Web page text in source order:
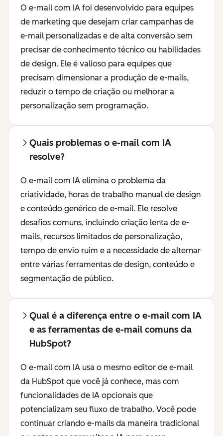
O e-mail com IA foi desenvolvido para equipes
de marketing que desejam criar campanhas de
e-mail personalizadas e de alta conversão sem
precisar de conhecimento técnico ou habilidades
de design. Ele é valioso para equipes que
precisam dimensionar a produção de e-mails,
reduzir o tempo de criação ou melhorar a
personalização sem programação.
Quais problemas o e-mail com IA
resolve?
O e-mail com IA elimina o problema da
criatividade, horas de trabalho manual de design
e conteúdo genérico de e-mail. Ele resolve
desafios comuns, incluindo criação lenta de e-
mails, recursos limitados de personalização,
tempo de envio ruim e a necessidade de alternar
entre várias ferramentas de design, conteúdo e
segmentação de público.
Qual é a diferença entre o e-mail com IA
e as ferramentas de e-mail comuns da
HubSpot?
O e-mail com IA usa o mesmo editor de e-mail
da HubSpot que você já conhece, mas com
funcionalidades de IA opcionais que
potencializam seu fluxo de trabalho. Você pode
continuar criando e-mails da maneira tradicional